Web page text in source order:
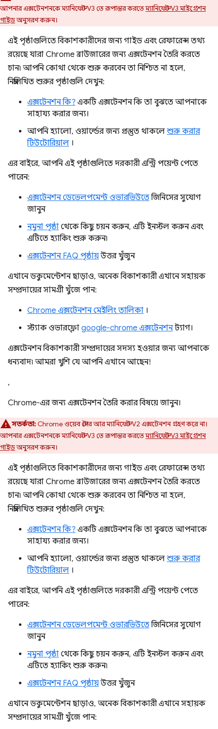
আপনার এক্সটেনশনকে ম্যানিফেস্ট V3 তে রূপান্তর করতেম্যানিফেস্ট V3 মাইগ্রেশন
গাইডঅনুসরণ করুন।
এই পৃষ্ঠাগুলিতে বিকাশকারীদের জন্য গাইড এবং রেফারেন্স তথ্য
রয়েছে যারা Chrome ব্রাউজারের জন্য এক্সটেনশন তৈরি করতে
চান৷ আপনি কোথা থেকে শুরু করবেন তা নিশ্চিত না হলে,
নিম্নলিখিত শুরুর পৃষ্ঠাগুলি দেখুন:
এক্সটেনশন কি? একটি এক্সটেনশন কি তা বুঝতে আপনাকে
সাহায্য করার জন্য।
আপনি হ্যালো, ওয়ার্ল্ডের জন্য প্রস্তুত থাকলে শুরু করার
টিউটোরিয়াল ।
এর বাইরে, আপনি এই পৃষ্ঠাগুলিতে দরকারী এন্ট্রি পয়েন্ট পেতে
পারেন:
এক্সটেনশন ডেভেলপমেন্ট ওভারভিউতেজিনিসের সুযোগ
জানুন
নমুনা পৃষ্ঠা থেকে কিছু চয়ন করুন, এটি ইনস্টল করুন এবং
এটিতে হ্যাকিং শুরু করুন৷
এক্সটেনশন FAQ পৃষ্ঠায়উত্তর খুঁজুন
এখানে ডকুমেন্টেশন ছাড়াও, অনেক বিকাশকারী এখানে সহায়ক
সম্প্রদায়ের সামগ্রী খুঁজে পান:
Chrome এক্সটেনশন মেইলিং তালিকা ।
স্ট্যাক ওভারফ্লো google-chrome এক্সটেনশনট্যাগ।
এক্সটেনশন বিকাশকারী সম্প্রদায়ের সদস্য হওয়ার জন্য আপনাকে
ধন্যবাদ৷ আমরা খুশি যে আপনি এখানে আছেন!
,
Chrome-এর জন্য এক্সটেনশন তৈরি করার বিষয়ে জানুন।
সতর্কতা:Chrome ওয়েব স্টোর আর ম্যানিফেস্ট V2 এক্সটেনশন গ্রহণ করে না।
আপনার এক্সটেনশনকে ম্যানিফেস্ট V3 তে রূপান্তর করতেম্যানিফেস্ট V3 মাইগ্রেশন
গাইডঅনুসরণ করুন।
এই পৃষ্ঠাগুলিতে বিকাশকারীদের জন্য গাইড এবং রেফারেন্স তথ্য
রয়েছে যারা Chrome ব্রাউজারের জন্য এক্সটেনশন তৈরি করতে
চান৷ আপনি কোথা থেকে শুরু করবেন তা নিশ্চিত না হলে,
নিম্নলিখিত শুরুর পৃষ্ঠাগুলি দেখুন:
এক্সটেনশন কি? একটি এক্সটেনশন কি তা বুঝতে আপনাকে
সাহায্য করার জন্য।
আপনি হ্যালো, ওয়ার্ল্ডের জন্য প্রস্তুত থাকলে শুরু করার
টিউটোরিয়াল ।
এর বাইরে, আপনি এই পৃষ্ঠাগুলিতে দরকারী এন্ট্রি পয়েন্ট পেতে
পারেন:
এক্সটেনশন ডেভেলপমেন্ট ওভারভিউতেজিনিসের সুযোগ
জানুন
নমুনা পৃষ্ঠা থেকে কিছু চয়ন করুন, এটি ইনস্টল করুন এবং
এটিতে হ্যাকিং শুরু করুন৷
এক্সটেনশন FAQ পৃষ্ঠায়উত্তর খুঁজুন
এখানে ডকুমেন্টেশন ছাড়াও, অনেক বিকাশকারী এখানে সহায়ক
সম্প্রদায়ের সামগ্রী খুঁজে পান: